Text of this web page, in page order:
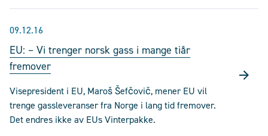
09.12.16
EU: – Vi trenger norsk gass i mange tiår
fremover
Visepresident i EU, Maroš Šefčovič, mener EU vil
trenge gassleveranser fra Norge i lang tid fremover.
Det endres ikke av EUs Vinterpakke.